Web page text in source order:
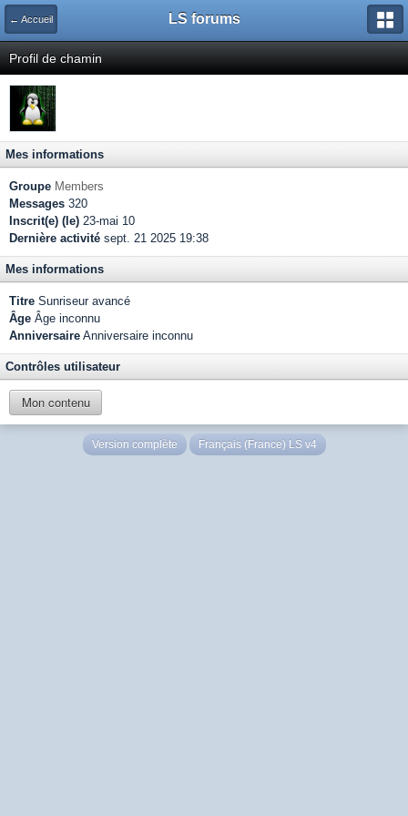
← Accueil LS forums
Profil de chamin
Mes informations
Groupe Members
Messages 320
Inscrit(e) (le) 23-mai 10
Dernière activité sept. 21 2025 19:38
Mes informations
Titre Sunriseur avancé
Âge Âge inconnu
Anniversaire Anniversaire inconnu
Contrôles utilisateur
Mon contenu
Version complète Français (France) LS v4